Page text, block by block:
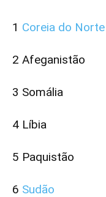
1 Coreia do Norte
2 Afeganistão
3 Somália
4 Líbia
5 Paquistão
6 Sudão